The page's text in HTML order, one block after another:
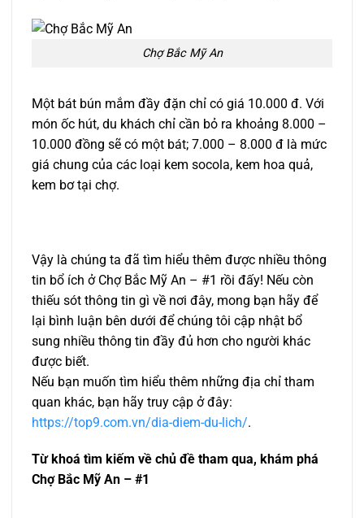
Chợ Bắc Mỹ An
Một bát bún mắm đầy đặn chỉ có giá 10.000 đ. Với
món ốc hút, du khách chỉ cần bỏ ra khoảng 8.000 –
10.000 đồng sẽ có một bát; 7.000 – 8.000 đ là mức
giá chung của các loại kem socola, kem hoa quả,
kem bơ tại chợ.
Vậy là chúng ta đã tìm hiểu thêm được nhiều thông
tin bổ ích ở Chợ Bắc Mỹ An – #1 rồi đấy! Nếu còn
thiếu sót thông tin gì về nơi đây, mong bạn hãy để
lại bình luận bên dưới để chúng tôi cập nhật bổ
sung nhiều thông tin đầy đủ hơn cho người khác
được biết.
Nếu bạn muốn tìm hiểu thêm những địa chỉ tham
quan khác, bạn hãy truy cập ở đây:
https://top9.com.vn/dia-diem-du-lich/.
Từ khoá tìm kiếm về chủ đề tham qua, khám phá
Chợ Bắc Mỹ An – #1